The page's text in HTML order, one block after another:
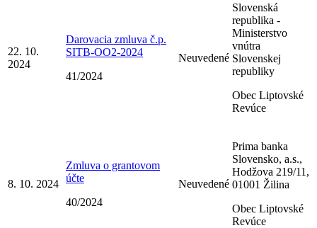
22. 10.
2024
Darovacia zmluva č.p.
SITB-OO2-2024
41/2024
Neuvedené
Slovenská
republika -
Ministerstvo
vnútra
Slovenskej
republiky
Obec Liptovské
Revúce
8. 10. 2024
Zmluva o grantovom
účte
40/2024
Neuvedené
Prima banka
Slovensko, a.s.,
Hodžova 219/11,
01001 Žilina
Obec Liptovské
Revúce